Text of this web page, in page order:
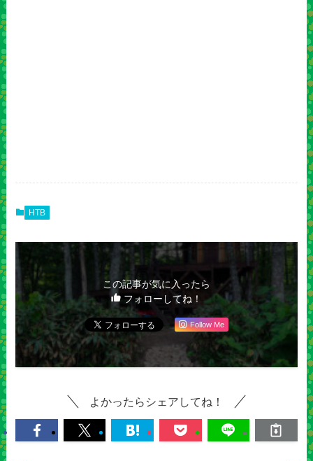
HTB
この記事が気に入ったら
フォローしてね！
Follow Me
よかったらシェアしてね！